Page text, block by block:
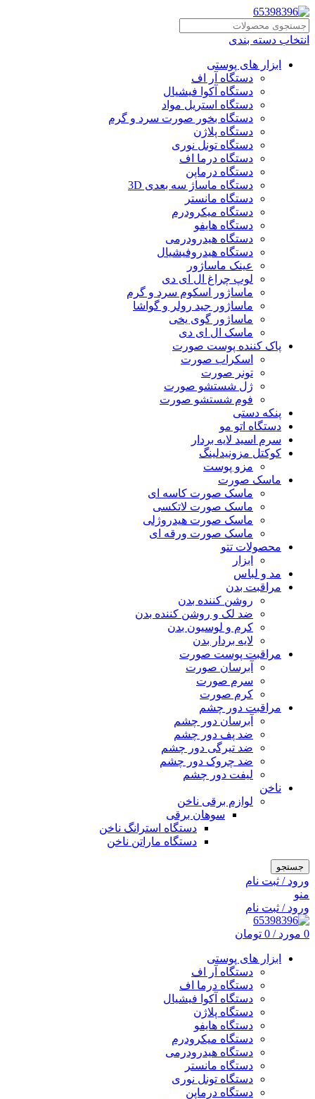
انتخاب دسته بندی
ابزار های پوستی
دستگاه آر اف
دستگاه آکوا فیشیال
دستگاه استریل مواد
دستگاه بخور صورت سرد و گرم
دستگاه پلاژن
دستگاه تونل نوری
دستگاه درما اف
دستگاه درماپن
دستگاه ماساژ سه بعدی 3D
دستگاه مانستر
دستگاه میکرودرم
دستگاه هایفو
دستگاه هیدرودرمی
دستگاه هیدروفیشیال
عینک ماساژور
لوپ چراغ ال ای دی
ماساژور اسکوم سرد و گرم
ماساژور جید رولر و گواشا
ماساژور گوی یخی
ماسک ال ای دی
پاک کننده پوست صورت
اسکراب صورت
تونر صورت
ژل شستشو صورت
فوم شستشو صورت
پنکه دستی
دستگاه اتو مو
سرم اسید لایه بردار
کوکتل مزونیدلینگ
مزو پوست
ماسک صورت
ماسک صورت کاسه ای
ماسک صورت لاتکسی
ماسک صورت هیدروژلی
ماسک صورت ورقه ای
محصولات تتو
ابزار
مد و لباس
مراقبت بدن
روشن کننده بدن
ضد لک و روشن کننده بدن
کرم و لوسیون بدن
لایه بردار بدن
مراقبت پوست صورت
آبرسان صورت
سرم صورت
کرم صورت
مراقبت دور چشم
آبرسان دور چشم
ضد پف دور چشم
ضد تیرگی دور چشم
ضد چروک دور چشم
لیفت دور چشم
ناخن
لوازم برقی ناخن
سوهان برقی
دستگاه استرانگ ناخن
دستگاه ماراتن ناخن
جستجو
ورود / ثبت نام
منو
ورود / ثبت نام
0 مورد /
0 تومان
ابزار های پوستی
دستگاه آر اف
دستگاه درما اف
دستگاه آکوا فیشیال
دستگاه پلاژن
دستگاه هایفو
دستگاه میکرودرم
دستگاه هیدرودرمی
دستگاه مانستر
دستگاه تونل نوری
دستگاه درماپن